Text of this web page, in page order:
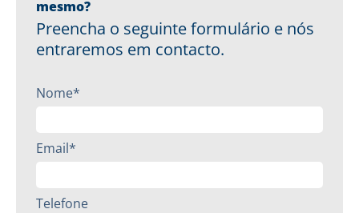
mesmo?
Preencha o seguinte formulário e nós
entraremos em contacto.
Nome*
Email*
Telefone